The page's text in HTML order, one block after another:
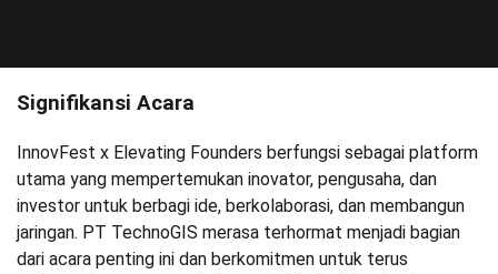
Signifikansi Acara
InnovFest x Elevating Founders berfungsi sebagai platform
utama yang mempertemukan inovator, pengusaha, dan
investor untuk berbagi ide, berkolaborasi, dan membangun
jaringan. PT TechnoGIS merasa terhormat menjadi bagian
dari acara penting ini dan berkomitmen untuk terus